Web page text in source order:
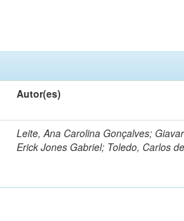
Autor(es)
Leite, Ana Carolina Gonçalves;
Erick Jones Gabriel; Toledo, Carlos